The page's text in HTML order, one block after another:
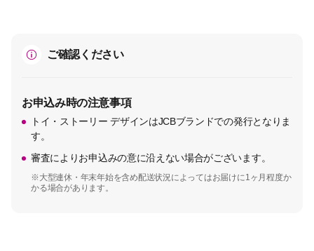
ご確認ください
お申込み時の注意事項
トイ・ストーリー デザインはJCBブランドでの発行となりま
す。
審査によりお申込みの意に沿えない場合がございます。
※大型連休・年末年始を含め配送状況によってはお届けに1ヶ月程度か
かる場合があります。